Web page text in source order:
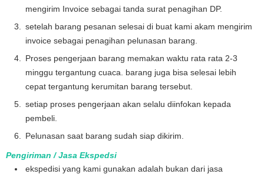
mengirim Invoice sebagai tanda surat penagihan DP.
setelah barang pesanan selesai di buat kami akam mengirim
invoice sebagai penagihan pelunasan barang.
Proses pengerjaan barang memakan waktu rata rata 2-3
minggu tergantung cuaca. barang juga bisa selesai lebih
cepat tergantung kerumitan barang tersebut.
setiap proses pengerjaan akan selalu diinfokan kepada
pembeli.
Pelunasan saat barang sudah siap dikirim.
Pengiriman / Jasa Ekspedsi
ekspedisi yang kami gunakan adalah bukan dari jasa